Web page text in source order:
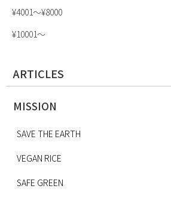
¥4001〜¥8000
¥10001〜
ARTICLES
MISSION
SAVE THE EARTH
VEGAN RICE
SAFE GREEN